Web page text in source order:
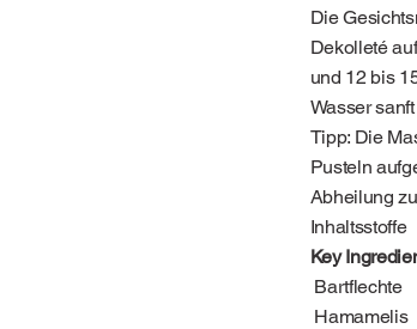
Die
Dekolleté
und 12 bis
Wasser
Tipp: Die
Pusteln
Abheilung
Inhaltsstoffe
Key
Bartflechte
Hamamelis